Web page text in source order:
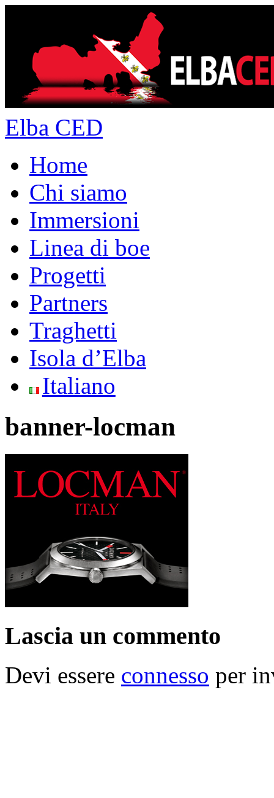
Elba CED
Home
Chi siamo
Immersioni
Linea di boe
Progetti
Partners
Traghetti
Isola d’Elba
Italiano
banner-locman
Lascia un commento
Devi essere connesso per